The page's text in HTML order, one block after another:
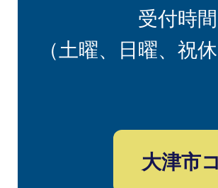
受付時
（土曜、日曜、祝
大津市